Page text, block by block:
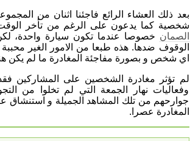
بعد ذلك العشاء الرائع فاجئنا اثنان من
شخصية كما يدعون على الرغم من تأخر الوقت
الصمان خصوصا عندما تكون سيارة واحدة،
الوقوف ضدها. هذه طبعا من الامور الغير
اي شخص و بصورة مفاجئة المغادرة ما لم
لم تؤثر مغادرة الشخصين على المشاركين
وفعاليات نهار الجمعة التي لم تخلوا من
جوارحهم من تلك المشاهد الجميلة و استنشاق
المغادرة عصرا.